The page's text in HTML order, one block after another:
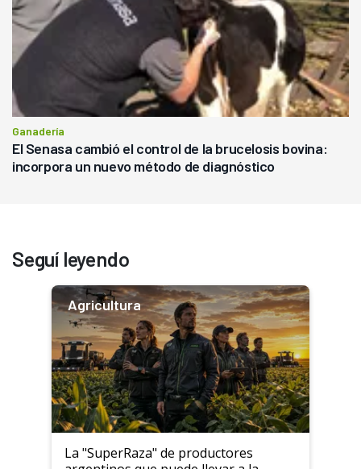
Ganadería
El Senasa cambió el control de la brucelosis bovina:
incorpora un nuevo método de diagnóstico
Seguí leyendo
Agricultura
La "SuperRaza" de productores